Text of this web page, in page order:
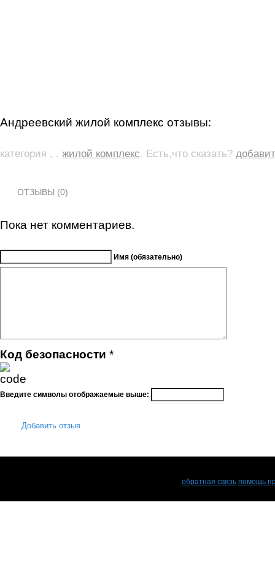
Андреевский жилой комплекс отзывы:
категория , . жилой комплекс. Есть,что сказать?
ОТЗЫВЫ (0)
Пока нет комментариев.
Имя (обязательно)
Код безопасности *
Введите символы отображаемые выше:
Добавить отзыв
обратная связь помощь